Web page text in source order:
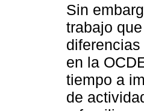
Sin
trabajo
en la
tiempo a
de